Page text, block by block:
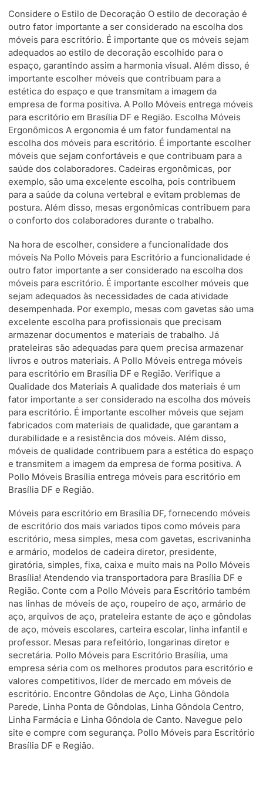
Considere o Estilo de Decoração O estilo de decoração é
outro fator importante a ser considerado na escolha dos
móveis para escritório. É importante que os móveis sejam
adequados ao estilo de decoração escolhido para o
espaço, garantindo assim a harmonia visual. Além disso, é
importante escolher móveis que contribuam para a
estética do espaço e que transmitam a imagem da
empresa de forma positiva. A Pollo Móveis entrega móveis
para escritório em Brasília DF e Região. Escolha Móveis
Ergonômicos A ergonomia é um fator fundamental na
escolha dos móveis para escritório. É importante escolher
móveis que sejam confortáveis e que contribuam para a
saúde dos colaboradores. Cadeiras ergonômicas, por
exemplo, são uma excelente escolha, pois contribuem
para a saúde da coluna vertebral e evitam problemas de
postura. Além disso, mesas ergonômicas contribuem para
o conforto dos colaboradores durante o trabalho.
Na hora de escolher, considere a funcionalidade dos
móveis Na Pollo Móveis para Escritório a funcionalidade é
outro fator importante a ser considerado na escolha dos
móveis para escritório. É importante escolher móveis que
sejam adequados às necessidades de cada atividade
desempenhada. Por exemplo, mesas com gavetas são uma
excelente escolha para profissionais que precisam
armazenar documentos e materiais de trabalho. Já
prateleiras são adequadas para quem precisa armazenar
livros e outros materiais. A Pollo Móveis entrega móveis
para escritório em Brasília DF e Região. Verifique a
Qualidade dos Materiais A qualidade dos materiais é um
fator importante a ser considerado na escolha dos móveis
para escritório. É importante escolher móveis que sejam
fabricados com materiais de qualidade, que garantam a
durabilidade e a resistência dos móveis. Além disso,
móveis de qualidade contribuem para a estética do espaço
e transmitem a imagem da empresa de forma positiva. A
Pollo Móveis Brasília entrega móveis para escritório em
Brasília DF e Região.
Móveis para escritório em Brasília DF, fornecendo móveis
de escritório dos mais variados tipos como móveis para
escritório, mesa simples, mesa com gavetas, escrivaninha
e armário, modelos de cadeira diretor, presidente,
giratória, simples, fixa, caixa e muito mais na Pollo Móveis
Brasília! Atendendo via transportadora para Brasília DF e
Região. Conte com a Pollo Móveis para Escritório também
nas linhas de móveis de aço, roupeiro de aço, armário de
aço, arquivos de aço, prateleira estante de aço e gôndolas
de aço, móveis escolares, carteira escolar, linha infantil e
professor. Mesas para refeitório, longarinas diretor e
secretária. Pollo Móveis para Escritório Brasília, uma
empresa séria com os melhores produtos para escritório e
valores competitivos, líder de mercado em móveis de
escritório. Encontre Gôndolas de Aço, Linha Gôndola
Parede, Linha Ponta de Gôndolas, Linha Gôndola Centro,
Linha Farmácia e Linha Gôndola de Canto. Navegue pelo
site e compre com segurança. Pollo Móveis para Escritório
Brasília DF e Região.